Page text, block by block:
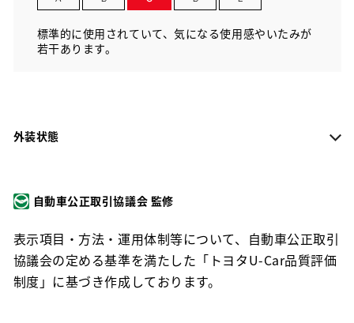
標準的に使用されていて、気になる使用感やいたみが
若干あります。
外装状態
自動車公正取引協議会 監修
表示項目・方法・運用体制等について、自動車公正取引
協議会の定める基準を満たした「トヨタU-Car品質評価
制度」に基づき作成しております。